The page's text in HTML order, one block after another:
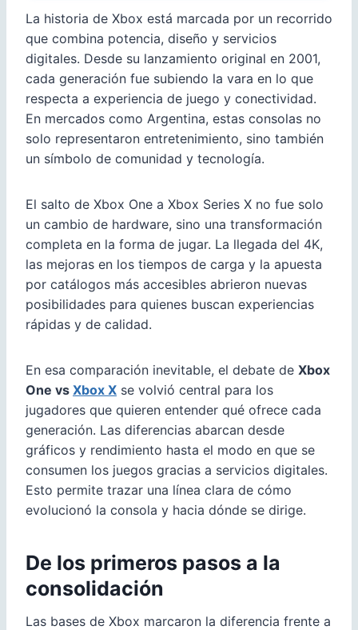
La historia de Xbox está marcada por un recorrido
que combina potencia, diseño y servicios
digitales. Desde su lanzamiento original en 2001,
cada generación fue subiendo la vara en lo que
respecta a experiencia de juego y conectividad.
En mercados como Argentina, estas consolas no
solo representaron entretenimiento, sino también
un símbolo de comunidad y tecnología.
El salto de Xbox One a Xbox Series X no fue solo
un cambio de hardware, sino una transformación
completa en la forma de jugar. La llegada del 4K,
las mejoras en los tiempos de carga y la apuesta
por catálogos más accesibles abrieron nuevas
posibilidades para quienes buscan experiencias
rápidas y de calidad.
En esa comparación inevitable, el debate de Xbox
One vs Xbox X se volvió central para los
jugadores que quieren entender qué ofrece cada
generación. Las diferencias abarcan desde
gráficos y rendimiento hasta el modo en que se
consumen los juegos gracias a servicios digitales.
Esto permite trazar una línea clara de cómo
evolucionó la consola y hacia dónde se dirige.
De los primeros pasos a la
consolidación
Las bases de Xbox marcaron la diferencia frente a